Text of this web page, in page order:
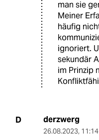
man sie
Meiner
häufig
ignoriert.
sekundär
im Prinzip
D derzwerg
26.08.2023,